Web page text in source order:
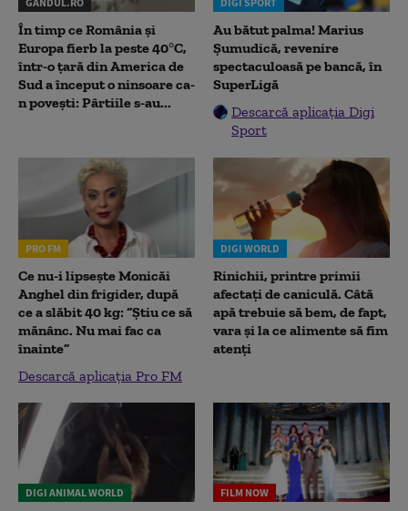
În timp ce România și
Europa fierb la peste 40°C,
într-o țară din America de
Sud a început o ninsoare ca-
n povești: Pârtiile s-au...
Au bătut palma! Marius
Șumudică, revenire
spectaculoasă pe bancă, în
SuperLigă
Descarcă aplicația Digi
Sport
PRO FM
Ce nu-i lipsește Monicăi
Anghel din frigider, după
ce a slăbit 40 kg: “Știu ce să
mănânc. Nu mai fac ca
înainte”
Descarcă aplicația Pro FM
DIGI WORLD
Rinichii, printre primii
afectați de caniculă. Câtă
apă trebuie să bem, de fapt,
vara și la ce alimente să fim
atenți
DIGI ANIMAL WORLD FILM NOW